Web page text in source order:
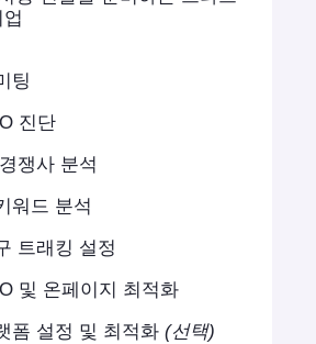
팅
진단
쟁사 분석
워드 분석
트래킹 설정
및 온페이지 최적화
폼 설정 및 최적화 (선택)